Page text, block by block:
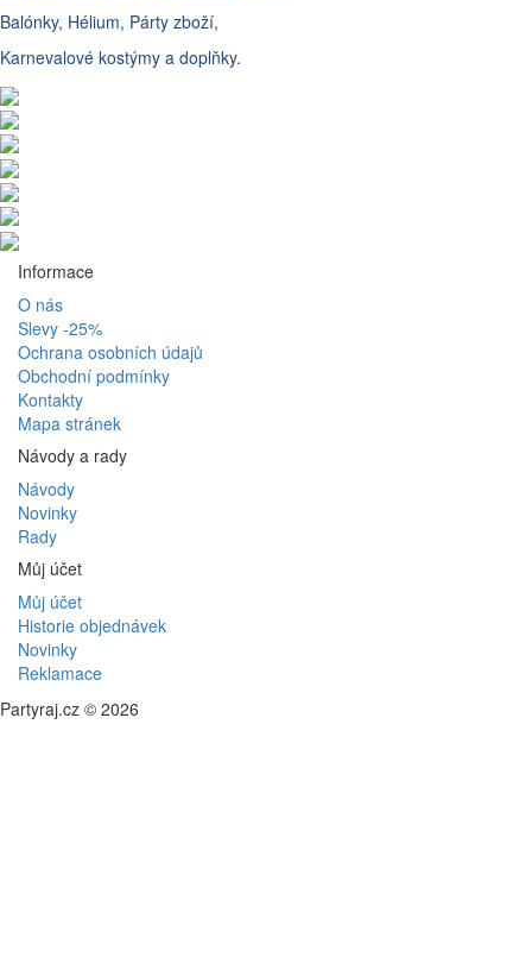
Balónky, Hélium, Párty zboží,
Karnevalové kostýmy a doplňky.
Informace
O nás
Slevy -25%
Ochrana osobních údajů
Obchodní podmínky
Kontakty
Mapa stránek
Návody a rady
Návody
Novinky
Rady
Můj účet
Můj účet
Historie objednávek
Novinky
Reklamace
Partyraj.cz © 2026